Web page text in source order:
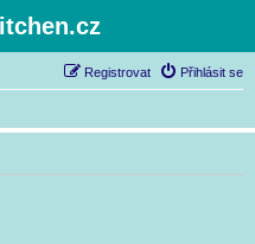
Přihlásit se
Registrovat